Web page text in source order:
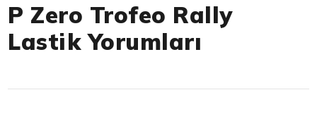
P Zero Trofeo Rally
Lastik Yorumları